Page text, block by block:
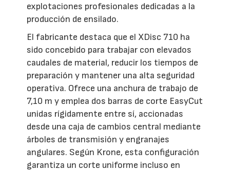
explotaciones profesionales dedicadas a la
producción de ensilado.
El fabricante destaca que el XDisc 710 ha
sido concebido para trabajar con elevados
caudales de material, reducir los tiempos de
preparación y mantener una alta seguridad
operativa. Ofrece una anchura de trabajo de
7,10 m y emplea dos barras de corte EasyCut
unidas rígidamente entre sí, accionadas
desde una caja de cambios central mediante
árboles de transmisión y engranajes
angulares. Según Krone, esta configuración
garantiza un corte uniforme incluso en